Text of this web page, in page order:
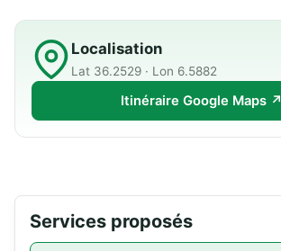
Localisation
Lat 36.2529 · Lon 6.5882
Itinéraire Google Maps ↗
Services proposés